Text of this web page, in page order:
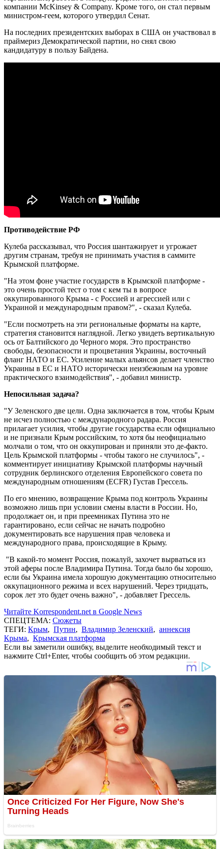
компании McKinsey & Company. Кроме того, он стал первым
министром-геем, которого утвердил Сенат.
На последних президентских выборах в США он участвовал в
праймериз Демократической партии, но снял свою
кандидатуру в пользу Байдена.
Противодействие РФ
Кулеба рассказывал, что Россия шантажирует и угрожает
другим странам, требуя не принимать участия в саммите
Крымской платформе.
"На этом фоне участие государств в Крымской платформе -
это очень простой тест о том с кем ты в вопросе
оккупированного Крыма - с Россией и агрессией или с
Украиной и международным правом?", - сказал Кулеба.
"Если посмотреть на эти региональные форматы на карте,
стратегия становится наглядной. Легко увидеть вертикальную
ось от Балтийского до Черного моря. Это пространство
свободы, безопасности и процветания Украины, восточный
фланг НАТО и ЕС. Усиление малых альянсов делает членство
Украины в ЕС и НАТО исторически неизбежным на уровне
практического взаимодействия", - добавил министр.
Непосильная задача?
"У Зеленского две цели. Одна заключается в том, чтобы Крым
не исчез полностью с международного радара. Россия
прилагает усилия, чтобы другие государства если официально
и не признали Крым российским, то хотя бы неофициально
молчали о том, что он оккупирован и приняли это де-факто.
Цель Крымской платформы - чтобы такого не случилось", -
комментирует инициативу Крымской платформы научный
сотрудник берлинского отделения Европейского совета по
международным отношениям (ECFR) Густав Грессель.
По его мнению, возвращение Крыма под контроль Украины
возможно лишь при условии смены власти в России. Но,
продолжает он, и при преемниках Путина это не
гарантировано, если сейчас не начать подробно
документировать все нарушения прав человека и
международного права, происходящие в Крыму.
"В какой-то момент Россия, пожалуй, захочет вырваться из
этой аферы после Владимира Путина. Тогда было бы хорошо,
если бы Украина имела хорошую документацию относительно
оккупационного режима и всех нарушений. Через тридцать,
сорок лет это будет очень важно", - добавляет Грессель.
Читайте Korrespondent.net в Google News
СПЕЦТЕМА: Сюжеты
ТЕГИ: Крым, Путин, Владимир Зеленский, аннексия
Крыма, Крымская платформа
Если вы заметили ошибку, выделите необходимый текст и
нажмите Ctrl+Enter, чтобы сообщить об этом редакции.